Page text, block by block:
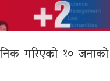
गरिएको १०